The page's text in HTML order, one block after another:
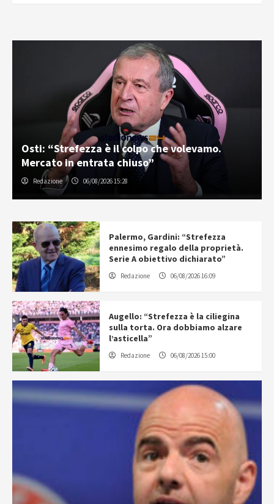
Osti: “Strefezza è il colpo che volevamo.
Mercato in entrata chiuso”
Redazione 06/08/2026 15:28
Palermo, Gardini: “Strefezza
ennesimo regalo della proprietà.
Serie A obiettivo dichiarato”
Redazione 06/08/2026 16:09
Augello: “Strefezza è la ciliegina
sulla torta. Ora dobbiamo alzare
l’asticella”
Redazione 06/08/2026 15:00